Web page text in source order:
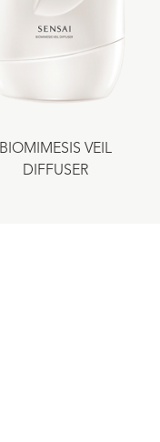
BIOMIMESIS VEIL
DIFFUSER